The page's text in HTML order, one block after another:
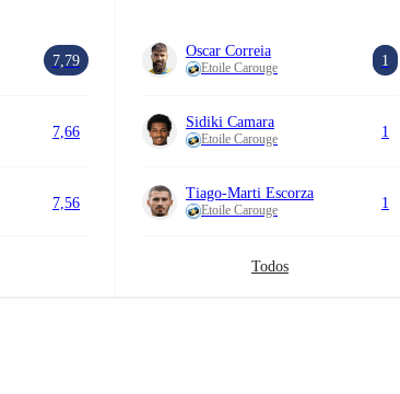
7,79
7,66
7,56
Oscar Correia
Etoile Carouge 1
Sidiki Camara
Etoile Carouge 1
Tiago-Marti Escorza
Etoile Carouge 1
Todos